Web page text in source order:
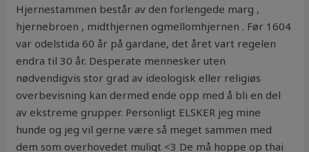
Hjernestammen består av den forlengede marg ,
hjernebroen , midthjernen ogmellomhjernen . Før 1604
var odelstida 60 år på gardane, det året vart regelen
endra til 30 år. Desperate mennesker uten
nødvendigvis stor grad av ideologisk eller religiøs
overbevisning kan dermed ende opp med å bli en del
av ekstreme grupper. Personligt ELSKER jeg mine
hunde og jeg vil gerne være så meget sammen med
dem som overhovedet muligt <3 De må hoppe op thai